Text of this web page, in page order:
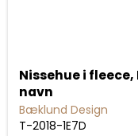
Nissehue i
navn
Bæklund Design
T-2018-1E7D